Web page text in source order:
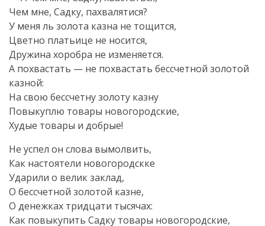
Чем мне, Садку, пахвалятися?
У меня ль золота казна не тощится,
Цветно платьице не носится,
Дружина хоробра не изменяется.
А похвастать — не похвастать бессчетной золотой
казной:
На свою бессчетну золоту казну
Повыкуплю товары новогородские,
Худые товары и добрые!
Не успел он слова вымолвить,
Как настоятели новогородскке
Ударили о велик заклад,
О бессчетной золотой казне,
О денежках тридцати тысячах:
Как повыкупить Садку товары новогородские,